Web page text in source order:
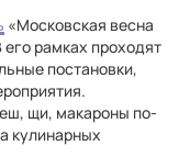
«Московская весна
рамках проходят
постановки,
щи, макароны по-
кулинарных